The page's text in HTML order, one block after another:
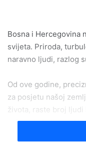
Bosna i Hercegovina
svijeta. Priroda,
naravno ljudi, razlog
Od ove godine,
za posjetu našoj
života, raste broj
sobom i okolinom.
Yoga Fest smješten